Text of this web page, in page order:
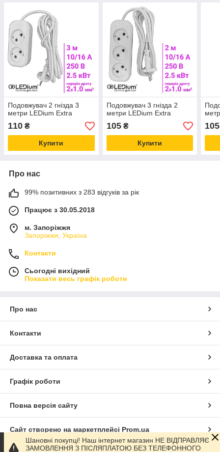
Подовжувач 2 гнізда 3
метри LEDium Extra
110 ₴
Купити
Подовжувач 3 гнізда 2
метри LEDium Extra
105₴
Купити
105
Про нас
99% позитивних з 283 відгуків за рік
Працює з 30.05.2018
м. Запоріжжя
Запоріжжя, Україна
Контакти
Сьогодні вихідний
Показати весь графік роботи
Про нас
Контакти
Доставка та оплата
Графік роботи
Повна версія сайту
Сайт створено на маркетплейсі Prom.ua
Шановні покупці! Наш інтернет магазин НЕ ВІДПРАВЛЯЄ
ЗАМОВЛЕННЯ З ПІСЛЯПЛАТОЮ БЕЗ ТЕЛЕФОННОГО